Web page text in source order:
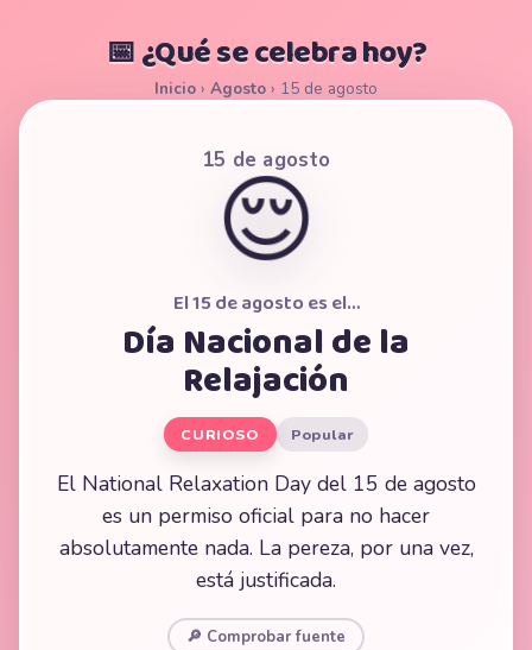
📅 ¿Qué se celebra hoy?
Inicio › Agosto › 15 de agosto
15 de agosto
😌
El 15 de agosto es el…
Día Nacional de la
Relajación
CURIOSO Popular
El National Relaxation Day del 15 de agosto
es un permiso oficial para no hacer
absolutamente nada. La pereza, por una vez,
está justificada.
🔎 Comprobar fuente